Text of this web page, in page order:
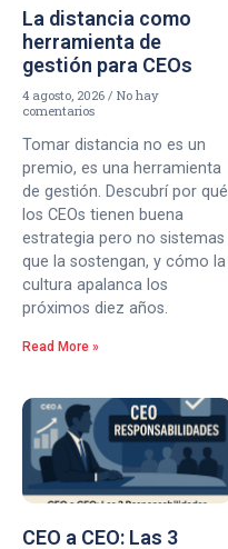
La distancia como
herramienta de
gestión para CEOs
4 agosto, 2026
No hay
comentarios
Tomar distancia no es un
premio, es una herramienta
de gestión. Descubrí por qué
los CEOs tienen buena
estrategia pero no sistemas
que la sostengan, y cómo la
cultura apalanca los
próximos diez años.
Read More »
CEO a CEO: Las 3